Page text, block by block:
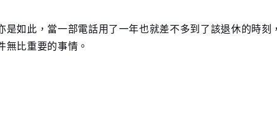
如此，當一部電話用了一年也就差不多到了該退休的時刻
無比重要的事情。